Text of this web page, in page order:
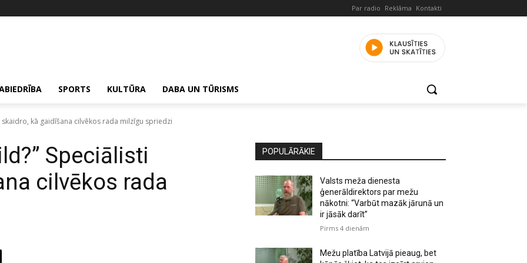
Par radio Reklāma Kontakti
SPORTS KULTŪRA DABA UN TŪRISMS
skaidro, kā gaidīšana cilvēkos rada milzīgu spriedzi
Speciālisti
cilvēkos rada
POPULĀRĀKIE
Valsts meža dienesta
ģenerāldirektors par mežu
nākotni: “Varbūt mazāk jārunā un
ir jāsāk darīt”
Pirms 4 dienām
Mežu platība Latvijā pieaug, bet